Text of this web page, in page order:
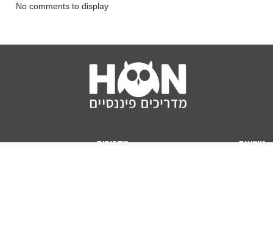
No comments to display
נושאים
מדריכים